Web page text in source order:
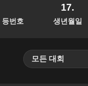
등번호
17.
생년월일
모든 대회